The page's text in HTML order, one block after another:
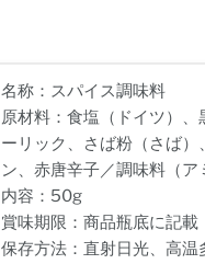
名称：スパイス調味料
原材料：食塩（ドイツ）、
ーリック、さば粉（さば）
ン、赤唐辛子／調味料（ア
内容：50g
賞味期限：商品瓶底に記載
保存方法：直射日光、高温